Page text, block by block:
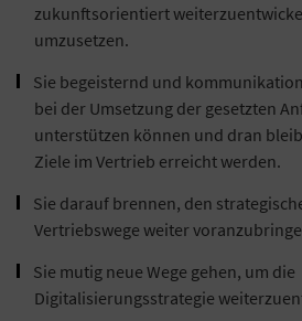
zukunftsorientiert
umzusetzen.
Sie begeisternd und
bei der Umsetzung der gesetzten
unterstützen können und dran
Ziele im Vertrieb erreicht werden.
Sie darauf brennen, den
Vertriebswege weiter
Sie mutig neue Wege gehen, um die
Digitalisierungsstrategie